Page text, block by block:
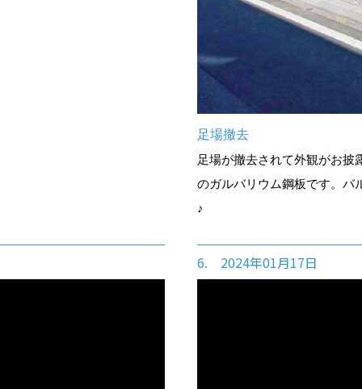
足場撤去
足場が撤去されて外観がお披
のガルバリウム鋼板です。バ
♪
6. 2024年01月17日